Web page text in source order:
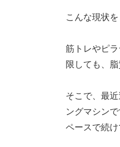
こんな現状
筋トレやピ
限しても、
そこで、最
ングマシン
ペースで続け